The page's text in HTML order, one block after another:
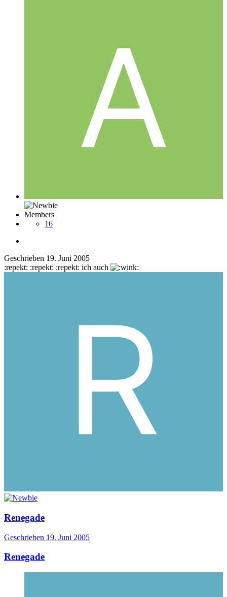
Members
16
Geschrieben 19. Juni 2005
:repekt: :repekt: :repekt: ich auch
Renegade
Geschrieben 19. Juni 2005
Renegade